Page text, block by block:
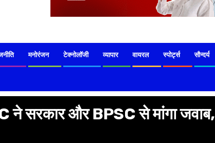
मनोरंजन टेक्नोलॉजी व्यापार वायरल स्पोर्ट्स सौन्दर्य
ने सरकार और BPSC से मांगा जवाब,